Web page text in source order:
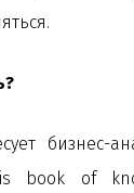
бизнес-
book of